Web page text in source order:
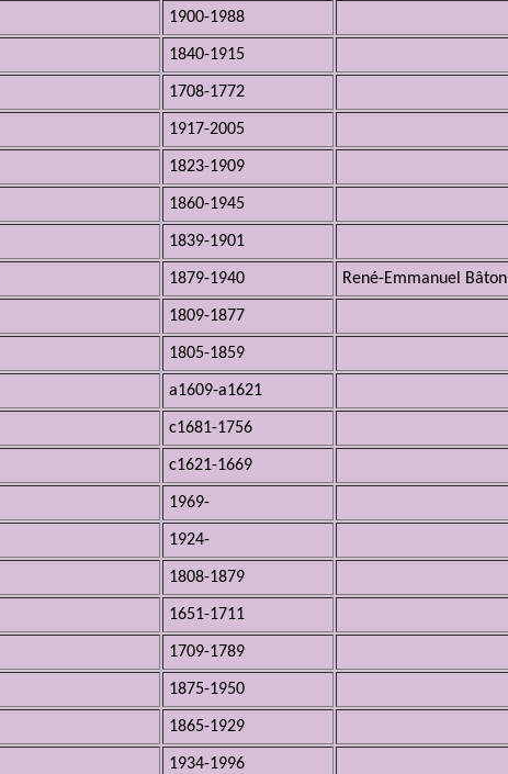
1900-1988
1840-1915
1708-1772
1917-2005
1823-1909
1860-1945
1839-1901
1879-1940 René-Emmanuel Bâton
1809-1877
1805-1859
a1609-a1621
c1681-1756
c1621-1669
1969-
1924-
1808-1879
1651-1711
1709-1789
1875-1950
1865-1929
1934-1996